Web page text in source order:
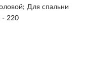
Для спальни
- 220